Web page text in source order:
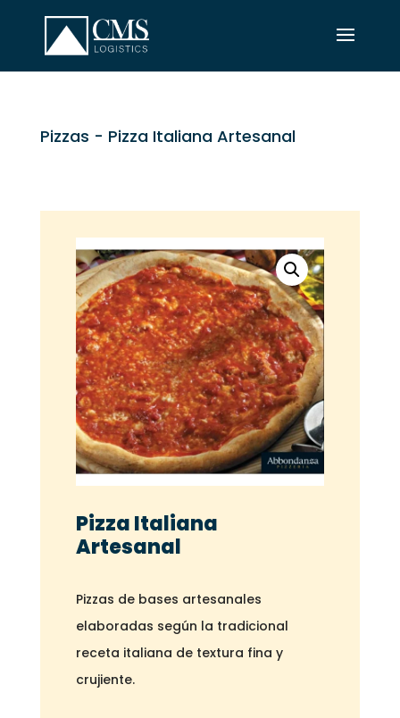
Pizzas - Pizza Italiana Artesanal
Pizza Italiana
Artesanal
Pizzas de bases artesanales
elaboradas según la tradicional
receta italiana de textura fina y
crujiente.